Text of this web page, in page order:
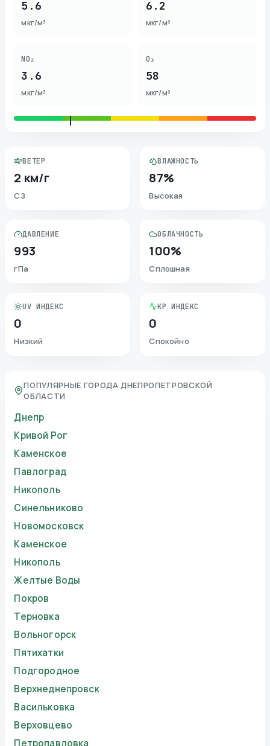
5.6
мкг/м³
6.2
мкг/м³
NO₂
3.6
мкг/м³
O₃
58
мкг/м³
ВЕТЕР
2 км/г
СЗ
ВЛАЖНОСТЬ
87%
Высокая
ДАВЛЕНИЕ
993
гПа
ОБЛАЧНОСТЬ
100%
Сплошная
UV ИНДЕКС
0
Низкий
KP ИНДЕКС
0
Спокойно
ПОПУЛЯРНЫЕ ГОРОДА ДНЕПРОПЕТРОВСКОЙ
ОБЛАСТИ
Днепр
Кривой Рог
Каменское
Павлоград
Никополь
Синельниково
Новомосковск
Каменское
Никополь
Желтые Воды
Покров
Терновка
Вольногорск
Пятихатки
Подгородное
Верхнеднепровск
Васильковка
Верховцево
Петропавловка